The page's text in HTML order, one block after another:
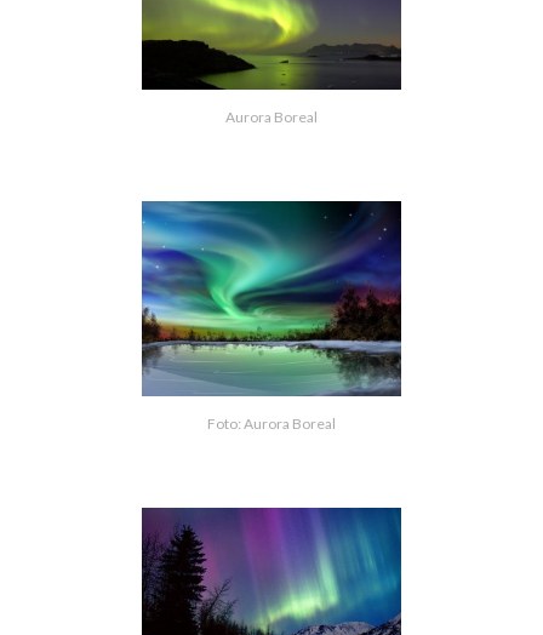
Aurora Boreal
Foto: Aurora Boreal